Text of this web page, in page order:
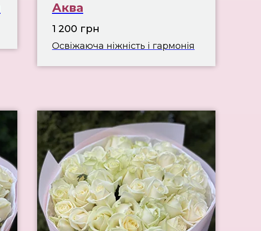
Аква
1 200 грн
Освіжаюча ніжність і гармонія